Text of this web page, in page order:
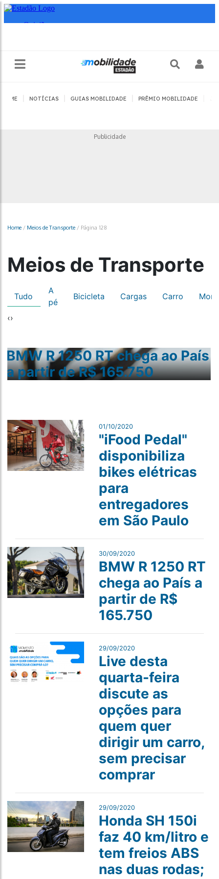
HOME NOTÍCIAS GUIAS MOBILIDADE PRÊMIO MOBILIDADE
Publicidade
Home / Meios de Transporte / Página 128
Meios de Transporte
Tudo
A
pé
Bicicleta Cargas Carro
‹›
BMW R 1250 RT chega ao País
a partir de R$ 165.750
01/10/2020
"iFood Pedal"
disponibiliza
bikes elétricas
para
entregadores
em São Paulo
30/09/2020
BMW R 1250 RT
chega ao País a
partir de R$
165.750
29/09/2020
Live desta
quarta-feira
discute as
opções para
quem quer
dirigir um carro,
sem precisar
comprar
29/09/2020
Honda SH 150i
faz 40 km/litro e
tem freios ABS
nas duas rodas;